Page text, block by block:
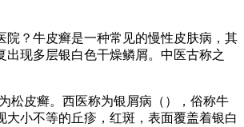
院？牛皮癣是一种常见的慢性皮肤病，其
出现多层银白色干燥鳞屑。中医古称之
松皮癣。西医称为银屑病（），俗称牛
大小不等的丘疹，红斑，表面覆盖着银白